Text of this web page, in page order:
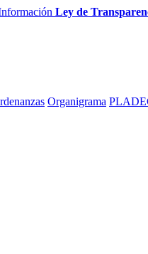
Ley de
Organigrama